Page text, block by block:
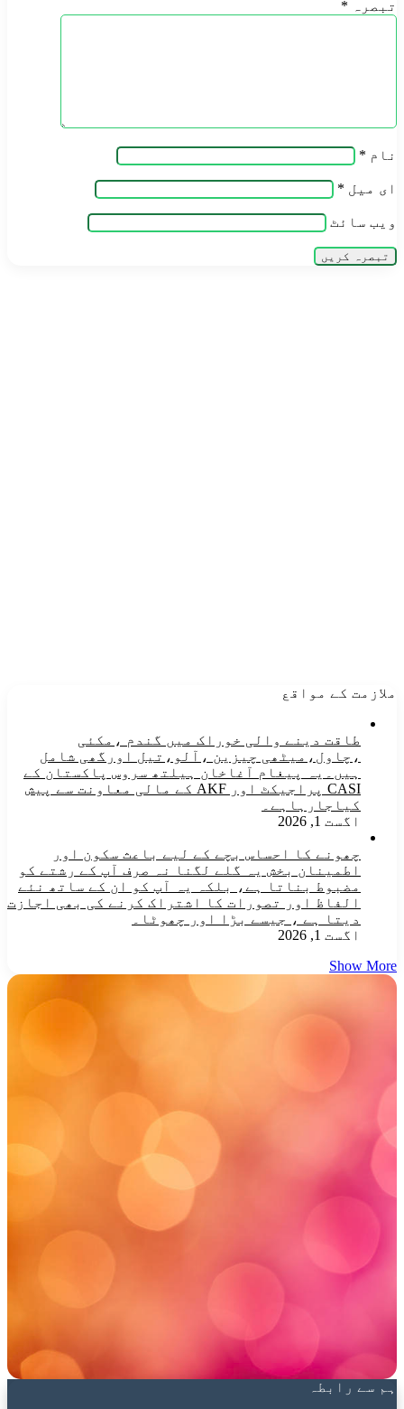
تبصرہ *
نام *
ای میل *
ویب‌ سائٹ
ملازمت کے مواقع
طاقت دینے والی خوراک میں گندم ،مکئی
،چاول،میٹھی چیزین ،آلو،تیل اورگھی شامل
ہیں۔یہ پیغام آغاخان ہیلتھ سروس پاکستان کے
CASI پراجیکٹ اور AKF کے مالی معاونت سے پیش
کیاجارہاہے۔
اگست 1, 2026
چھونے کا احساس بچے کے لیے باعث سکون اور
اطمینان بخش یہ گلے لگنا نہ صرف آپ کے رشتے کو
مضبوط بناتا ہے، بلکہ یہ آپ کو ان کے ساتھ نئے
الفاظ اور تصورات کا اشتراک کرنے کی بھی اجازت
دیتا ہے ، جیسے بڑا اور چھوٹا۔
اگست 1, 2026
Show More
ہم سے رابطہ